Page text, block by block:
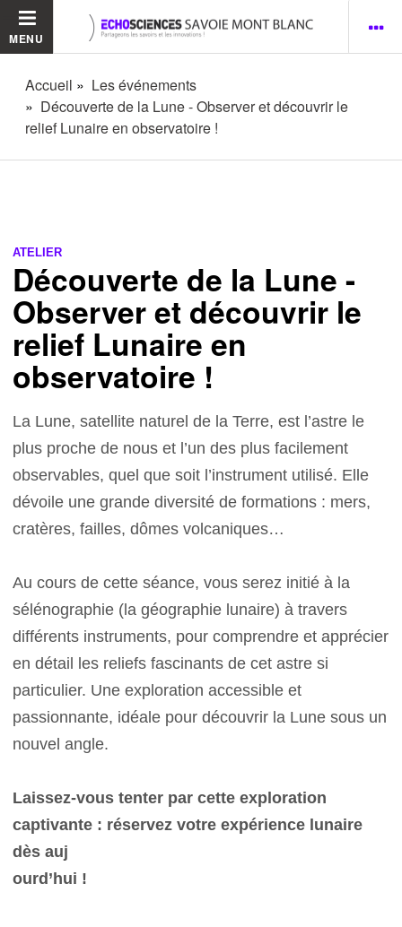
MENU
Accueil
Les événements
Découverte de la Lune - Observer et découvrir le
relief Lunaire en observatoire !
ATELIER
Découverte de la Lune -
Observer et découvrir le
relief Lunaire en
observatoire !
La Lune, satellite naturel de la Terre, est l’astre le
plus proche de nous et l’un des plus facilement
observables, quel que soit l’instrument utilisé. Elle
dévoile une grande diversité de formations : mers,
cratères, failles, dômes volcaniques…
Au cours de cette séance, vous serez initié à la
sélénographie (la géographie lunaire) à travers
différents instruments, pour comprendre et apprécier
en détail les reliefs fascinants de cet astre si
particulier. Une exploration accessible et
passionnante, idéale pour découvrir la Lune sous un
nouvel angle.
Laissez-vous tenter par cette exploration
captivante : réservez votre expérience lunaire
dès auj
ourd’hui !